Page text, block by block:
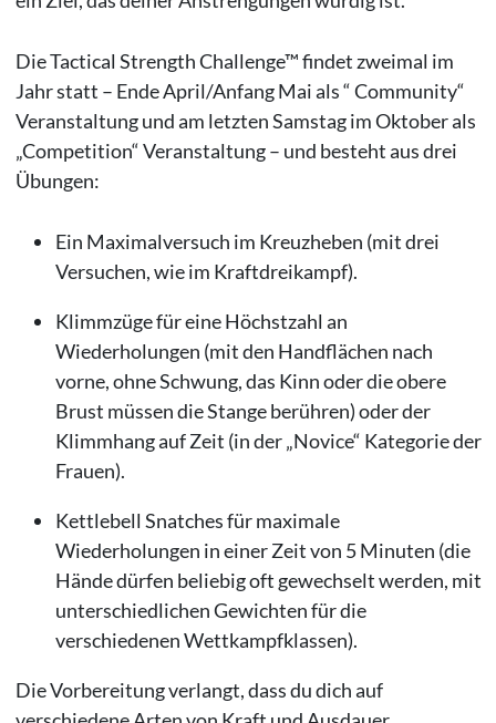
Die Tactical Strength Challenge™ findet zweimal im
Jahr statt – Ende April/Anfang Mai als “ Community“
Veranstaltung und am letzten Samstag im Oktober als
„Competition“ Veranstaltung – und besteht aus drei
Übungen:
Ein Maximalversuch im Kreuzheben (mit drei
Versuchen, wie im Kraftdreikampf).
Klimmzüge für eine Höchstzahl an
Wiederholungen (mit den Handflächen nach
vorne, ohne Schwung, das Kinn oder die obere
Brust müssen die Stange berühren) oder der
Klimmhang auf Zeit (in der „Novice“ Kategorie der
Frauen).
Kettlebell Snatches für maximale
Wiederholungen in einer Zeit von 5 Minuten (die
Hände dürfen beliebig oft gewechselt werden, mit
unterschiedlichen Gewichten für die
verschiedenen Wettkampfklassen).
Die Vorbereitung verlangt, dass du dich auf